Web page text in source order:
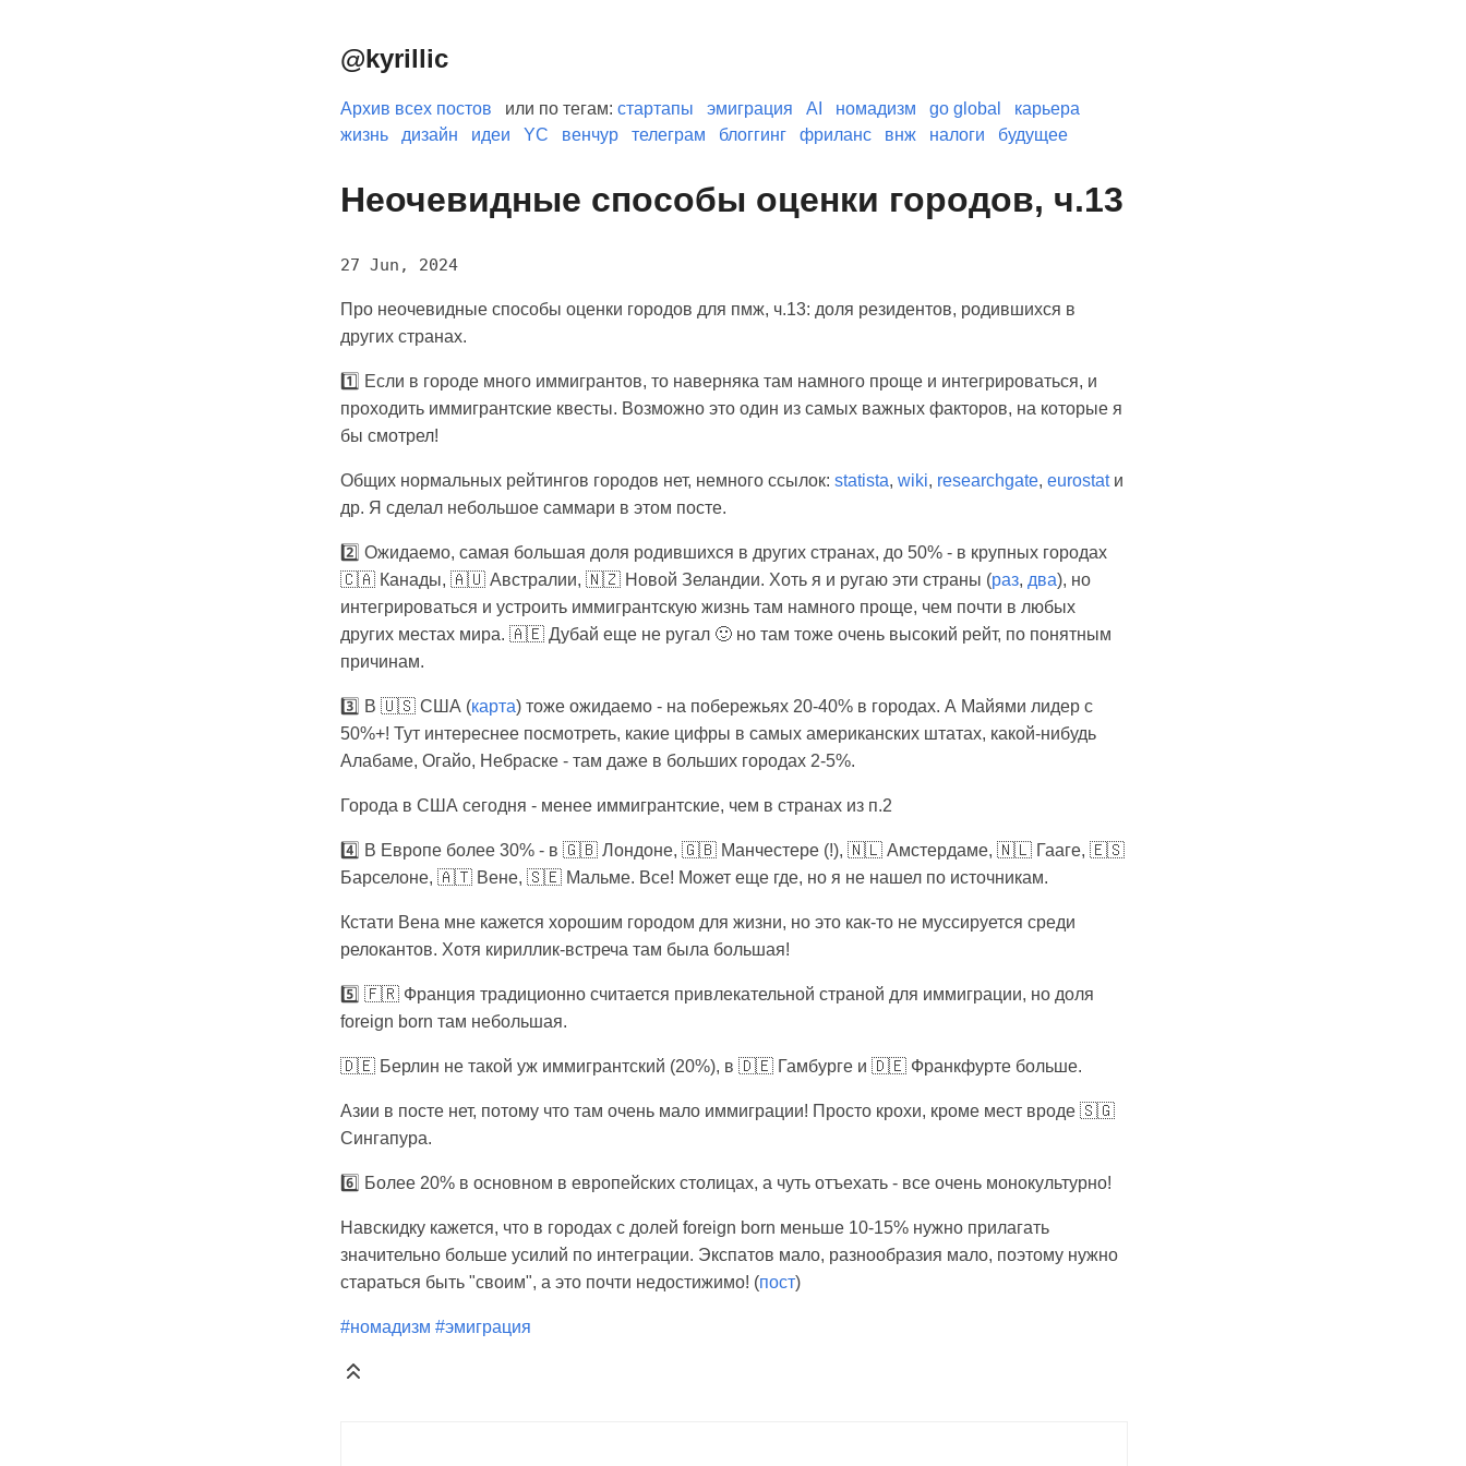
@kyrillic
Архив всех постов или по тегам: стартапы эмиграция AI номадизм go global
карьера
жизнь
дизайн идеи YC венчур телеграм блоггинг фриланс внж налоги будущее
Неочевидные способы оценки городов, ч.13
27 Jun, 2024
Про неочевидные способы оценки городов для пмж, ч.13: доля резидентов, родившихся в
других странах.
1️⃣ Если в городе много иммигрантов, то наверняка там намного проще и интегрироваться, и
проходить иммигрантские квесты. Возможно это один из самых важных факторов, на которые я
бы смотрел!
Общих нормальных рейтингов городов нет, немного ссылок: statista, wiki, researchgate, eurostatи
др. Я сделал небольшое саммари в этом посте.
2️⃣ Ожидаемо, самая большая доля родившихся в других странах, до 50% - в крупных городах
🇨🇦 Канады, 🇦🇺 Австралии, 🇳🇿 Новой Зеландии. Хоть я и ругаю эти страны (раз, два), но
интегрироваться и устроить иммигрантскую жизнь там намного проще, чем почти в любых
других местах мира. 🇦🇪 Дубай еще не ругал 🙂 но там тоже очень высокий рейт, по понятным
причинам.
3️⃣ В 🇺🇸 США (карта) тоже ожидаемо - на побережьях 20-40% в городах. А Майями лидер с
50%+! Тут интереснее посмотреть, какие цифры в самых американских штатах, какой-нибудь
Алабаме, Огайо, Небраске - там даже в больших городах 2-5%.
Города в США сегодня - менее иммигрантские, чем в странах из п.2
4️⃣ В Европе более 30% - в 🇬🇧 Лондоне, 🇬🇧 Манчестере (!), 🇳🇱 Амстердаме, 🇳🇱 Гааге, 🇪🇸
Барселоне, 🇦🇹 Вене, 🇸🇪 Мальме. Все! Может еще где, но я не нашел по источникам.
Кстати Вена мне кажется хорошим городом для жизни, но это как-то не муссируется среди
релокантов. Хотя кириллик-встреча там была большая!
5️⃣ 🇫🇷 Франция традиционно считается привлекательной страной для иммиграции, но доля
foreign born там небольшая.
🇩🇪 Берлин не такой уж иммигрантский (20%), в 🇩🇪 Гамбурге и 🇩🇪 Франкфурте больше.
Азии в посте нет, потому что там очень мало иммиграции! Просто крохи, кроме мест вроде 🇸🇬
Сингапура.
6️⃣ Более 20% в основном в европейских столицах, а чуть отъехать - все очень монокультурно!
Навскидку кажется, что в городах с долей foreign born меньше 10-15% нужно прилагать
значительно больше усилий по интеграции. Экспатов мало, разнообразия мало, поэтому нужно
стараться быть "своим", а это почти недостижимо! (пост)
#номадизм #эмиграция